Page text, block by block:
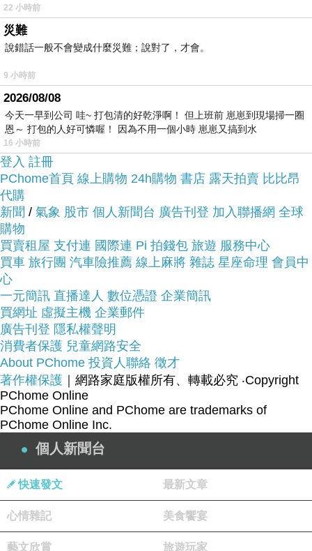
上網找了很多【Anne Klein】2014精緻白色水晶S
字墬飾項鍊-網(預購)評論跟比價的結果，還有哪裡
買最便宜划算，發現它真的很不錯!!
而且在網路上購買，
賞期，不滿意可以退貨也不用擔心買
貴!
服務這麼優，當然在網路購物最好啦~~你一定要來
看看【Anne Klein】2014精緻白色水晶S字墬飾項
鍊-網(預購)~~
商品網址:
品號：2380536
票選為全球十大女性時尚品牌之一
2014全美時尚界同步流行款式
*預購商品7~12天
22 小時前
災難
說錯話一般不會變成什麼災難；說對了，才會。
9 小時前
2026/08/08
今天一早到公司 哇~ 打包清的好乾淨啊！ 但上班前 崽崽到現場掃一圈
恩～ 打包的人好可憐喔！ 因為不用一個小時 崽崽又搞到水
16 小時前
登入 註冊
PChome首頁 線上購物 24h購物 書店 露天拍賣 比比昂
代購
新聞 / 氣象 股市 個人新聞台 廣告刊登 加入聯播網 全球
購物
買賣租屋 支付連 國際連 Pi 拍錢包 旅遊 服務中心
買車 旅行團 汽車險推薦 線上麻將 雜誌 星座命理 會員中
心
一元簡訊 直播達人 數位憑證 企業簡訊
買網址 虛擬主機 企業郵件
廣告刊登 隱私權聲明
消費者保護 兒童網路安全
About PChome 投資人聯絡 徵才
著作權保護 ｜網路家庭版權所有、轉載必究 ‧Copyright
PChome Online
PChome Online and PChome are trademarks of
PChome Online Inc.
個人新聞台
快速發文 最新文章
心情雜記 美食饗宴
藝文欣賞 旅遊玩家